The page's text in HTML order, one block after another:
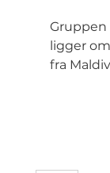
Gruppen
ligger
fra